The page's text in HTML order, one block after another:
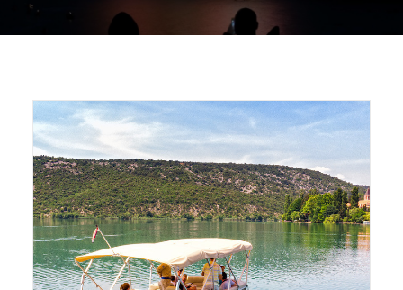
Świat
Wasze Podróże
Wyszukiwanie